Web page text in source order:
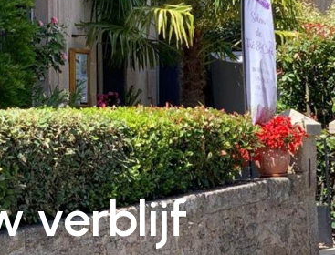
verblijf